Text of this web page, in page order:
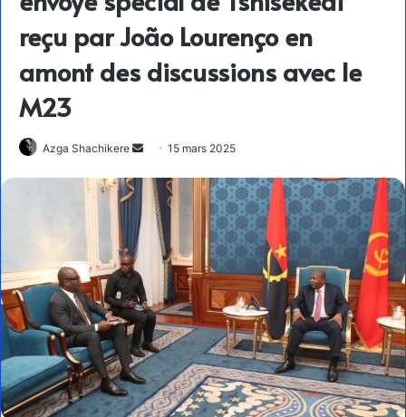
reçu par João Lourenço en
amont des discussions avec le
M23
Azga Shachikere
Envoyer
courriel
15 mars 2025